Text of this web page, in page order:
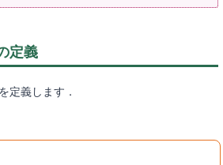
定義
を定義します．